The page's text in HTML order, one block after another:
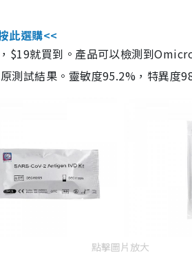
此選購<<
$19就買到。產品可以檢測到
測試結果。靈敏度95.2%，特異度
點擊圖片放大